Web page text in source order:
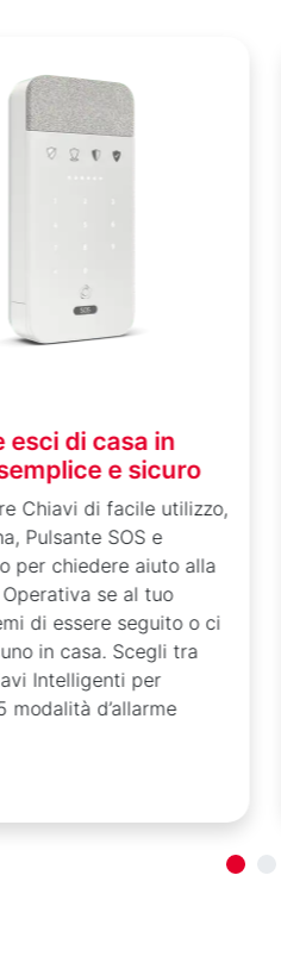
la tua
preventiva
terrazza e garage sono
rilevano l’intruso prima
la tua porta di
al ladro e le invia alla
Operativa per